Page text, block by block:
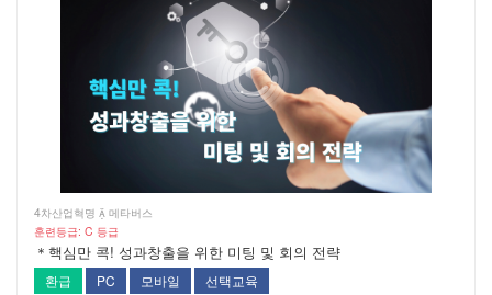
4차산업혁명  메타버스
훈련등급: C 등급
＊핵심만 콕! 성과창출을 위한 미팅 및 회의 전략
환급 PC 모바일
선택교육